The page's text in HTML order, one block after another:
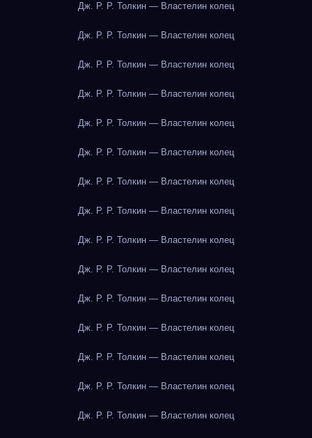
Дж. Р. Р. Толкин — Властелин колец
Дж. Р. Р. Толкин — Властелин колец
Дж. Р. Р. Толкин — Властелин колец
Дж. Р. Р. Толкин — Властелин колец
Дж. Р. Р. Толкин — Властелин колец
Дж. Р. Р. Толкин — Властелин колец
Дж. Р. Р. Толкин — Властелин колец
Дж. Р. Р. Толкин — Властелин колец
Дж. Р. Р. Толкин — Властелин колец
Дж. Р. Р. Толкин — Властелин колец
Дж. Р. Р. Толкин — Властелин колец
Дж. Р. Р. Толкин — Властелин колец
Дж. Р. Р. Толкин — Властелин колец
Дж. Р. Р. Толкин — Властелин колец
Дж. Р. Р. Толкин — Властелин колец